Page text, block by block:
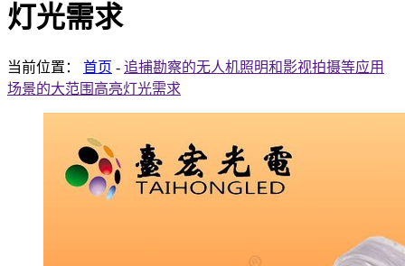
灯光需求
当前位置： 首页 - 追捕勘察的无人机照明和影视拍摄等应用
场景的大范围高亮灯光需求